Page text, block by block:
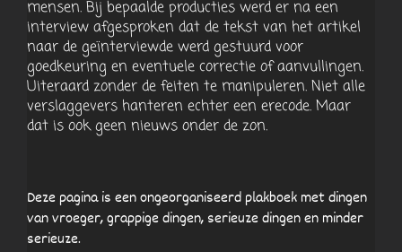
mensen. Bij bepaalde producties werd er na een
interview afgesproken dat de tekst van het artikel
naar de geïnterviewde werd gestuurd voor
goedkeuring en eventuele correctie of aanvullingen.
Uiteraard zonder de feiten te manipuleren. Niet alle
verslaggevers hanteren echter een erecode. Maar
dat is ook geen nieuws onder de zon.
Deze pagina is een ongeorganiseerd plakboek met dingen
van vroeger, grappige dingen, serieuze dingen en minder
serieuze.